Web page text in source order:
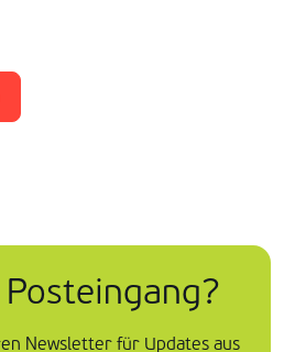
Newsletter für Updates aus